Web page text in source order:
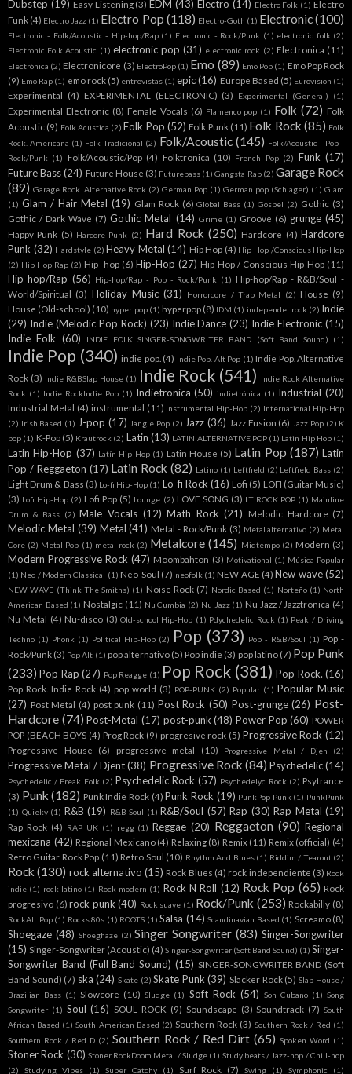
Dubstep (19) Easy Listening (3) EDM (43) Electro (14) Electro Folk (1) Electro
Funk (4) Electro Jazz (1) Electro Pop (118) Electro-Goth (1) Electronic(100)
Electronic - Folk/Acoustic - Hip-hop/Rap (1) Electronic - Rock/Punk (1) electronic folk (2)
Electronic Folk Acoustic (1) electronic pop (31) electronic rock (2) Electronica (11)
Electrónica (2) Electronicore (3) ElectroPop (1) Emo (89) Emo Pop (1) Emo Pop Rock
(9) Emo Rap (1) emo rock (5) entrevistas (1) epic (16) Europe Based (5) Eurovision (1)
Experimental (4) EXPERIMENTAL (ELECTRONIC) (3) Experimental (General) (1)
Experimental Electronic (8) Female Vocals (6) Flamenco pop (1) Folk (72) Folk
Acoustic (9) Folk Acústica (2) Folk Pop (52) Folk Punk (11) Folk Rock (85) Folk
Rock. Americana (1) Folk Tradicional (2) Folk/Acoustic (145) Folk/Acoustic - Pop -
Rock/Punk (1) Folk/Acoustic/Pop (4) Folktronica (10) French Pop (2) Funk (17)
Future Bass (24) Future House (3) Futurebass (1) Gangsta Rap (2) Garage Rock
(89) Garage Rock. Alternative Rock (2) German Pop (1) German pop (Schlager) (1) Glam
(1) Glam / Hair Metal (19) Glam Rock (6) Global Bass (1) Gospel (2) Gothic (3)
Gothic / Dark Wave (7) Gothic Metal (14) Grime (1) Groove (6) grunge (45)
Happy Punk (5) Harcore Punk (2) Hard Rock (250) Hardcore (4) Hardcore
Punk (32) Hardstyle (2) Heavy Metal (14) Hip Hop (4) Hip Hop /Conscious Hip-Hop
(2) Hip Hop Rap (2) Hip- hop (6) Hip-Hop (27) Hip-Hop / Conscious Hip-Hop (11)
Hip-hop/Rap (56) Hip-hop/Rap - Pop - Rock/Punk (1) Hip-hop/Rap - R&B/Soul -
World/Spiritual (3) Holiday Music (31) Horrorcore / Trap Metal (2) House (9)
House (Old-school) (10) hyper pop (1) hyperpop (8) IDM (1) independet rock (2) Indie
(29) Indie (Melodic Pop Rock) (23) Indie Dance (23) Indie Electronic (15)
Indie Folk (60) INDIE FOLK SINGER-SONGWRITER BAND (Soft Band Sound) (1)
Indie Pop (340) indie pop. (4) Indie Pop. Alt Pop (1) Indie Pop. Alternative
Rock (3) Indie R&BSlap House (1) Indie Rock (541) Indie Rock Alternative
Rock (1) Indie RockIndie Pop (1) Indietronica (50) indietrónica (1) Industrial (20)
Industrial Metal (4) instrumental (11) Instrumental Hip-Hop (2) International Hip-Hop
(2) Irish Based (1) J-pop (17) Jangle Pop (2) Jazz (36) Jazz Fusion (6) Jazz Pop (2) K
pop (1) K-Pop (5) Krautrock (2) Latin (13) LATIN ALTERNATIVE POP (1) Latin Hip Hop (1)
Latin Hip-Hop (37) Latín Hip-Hop (1) Latin House (5) Latin Pop (187) Latin
Pop / Reggaeton (17) Latin Rock (82) Latino (1) Leftfield (2) Leftfield Bass (2)
Light Drum & Bass (3) Lo-fi Hip-Hop (1) Lo-fi Rock (16) Lofi (5) LOFI (Guitar Music)
(3) Lofi Hip-Hop (2) Lofi Pop (5) Lounge (2) LOVE SONG (3) LT ROCK POP (1) Mainline
Drum & Bass (2) Male Vocals (12) Math Rock (21) Melodic Hardcore (7)
Melodic Metal (39) Metal (41) Metal - Rock/Punk (3) Metal alternativo (2) Metal
Core (2) Metal Pop (1) metal rock (2) Metalcore (145) Midtempo (2) Modern (3)
Modern Progressive Rock (47) Moombahton (3) Motivational (1) Música Popular
(1) Neo / Modern Classical (1) Neo-Soul (7) neofolk (1) NEW AGE (4) New wave (52)
NEW WAVE (Think The Smiths) (1) Noise Rock (7) Nordic Based (1) Norteño (1) North
American Based (1) Nostalgic (11) Nu Cumbia (2) Nu Jazz (1) Nu Jazz / Jazztronica (4)
Nu Metal (4) Nu-disco (3) Old-school Hip-Hop (1) Pdychedelic Rock (1) Peak / Driving
Techno (1) Phonk (1) Political Hip-Hop (2) Pop (373) Pop - R&B/Soul (1) Pop -
Rock/Punk (3) Pop Alt (1) pop alternativo (5) Pop indie (3) pop latino (7) Pop Punk
(233) Pop Rap (27) Pop Reagge (1) Pop Rock (381) Pop Rock. (16)
Pop Rock. Indie Rock (4) pop world (3) POP-PUNK (2) Popular (1) Popular Music
(27) Post Metal (4) post punk (11) Post Rock (50) Post-grunge (26) Post-
Hardcore (74) Post-Metal (17) post-punk (48) Power Pop (60) POWER
POP (BEACH BOYS (4) Prog Rock (9) progresive rock (5) Progressive Rock (12)
Progressive House (6) progressive metal (10) Progressive Metal / Djen (2)
Progressive Metal / Djent (38) Progressive Rock (84) Psychedelic(14)
Psychedelic / Freak Folk (2) Psychedelic Rock (57) Psychedelyc Rock (2) Psytrance
(3) Punk (182) Punk Indie Rock (4) Punk Rock (19) PunkPop Punk (1) PunkPunk
(1) Quieky (1) R&B (19) R&B Soul (1) R&B/Soul (57) Rap (30) Rap Metal (19)
Rap Rock (4) RAP UK (1) regg (1) Reggae (20) Reggaeton (90) Regional
mexicana (42) Regional Mexicano (4) Relaxing (8) Remix (11) Remix (official) (4)
Retro Guitar Rock Pop (11) Retro Soul (10) Rhythm And Blues (1) Riddim / Tearout (2)
Rock (130) rock alternativo (15) Rock Blues (4) rock independiente (3) Rock
indie (1) rock latino (1) Rock modern (1) Rock N Roll (12) Rock Pop (65) Rock
progresivo (6) rock punk (40) Rock suave (1) Rock/Punk (253) Rockabilly (8)
RockAlt Pop (1) Rocks 80s (1) ROOTS (1) Salsa (14) Scandinavian Based (1) Screamo (8)
Shoegaze (48) Shoeghaze (2) Singer Songwriter (83) Singer-Songwriter
(15) Singer-Songwriter (Acoustic) (4) Singer-Songwriter (Soft Band Sound) (1) Singer-
Songwriter Band (Full Band Sound) (15) SINGER-SONGWRITER BAND (Soft
Band Sound) (7) ska (24) Skate (2) Skate Punk (39) Slacker Rock (5) Slap House /
Brazilian Bass (1) Slowcore (10) Sludge (1) Soft Rock (54) Son Cubano (1) Song
Songwriter (1) Soul (16) SOUL ROCK (9) Soundscape (3) Soundtrack (7) South
African Based (1) South American Based (2) Southern Rock (3) Southern Rock / Red (1)
Southern Rock / Red D (2) Southern Rock / Red Dirt (65) Spoken Word (1)
Stoner Rock (30) Stoner RockDoom Metal / Sludge (1) Study beats / Jazz-hop / Chill-hop
(2)
Studying Vibes (1) Super Catchy (1) Surf Rock (7) Swing (1) Symphonic (1)